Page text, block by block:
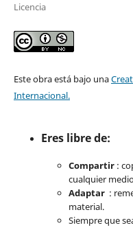
Licencia
Este obra está bajo una
Internacional.
Eres libre de:
Compartir:
cualquier
Adaptar :
material.
Siempre que